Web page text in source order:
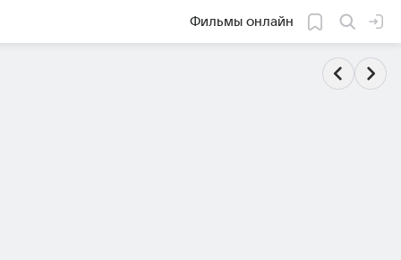
Фильмы онлайн